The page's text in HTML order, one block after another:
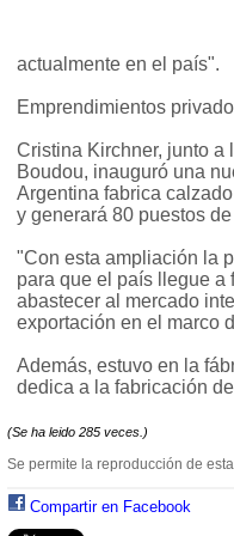
actualmente en el país".
Emprendimientos
Cristina Kirchner, junto a
Boudou, inauguró una
Argentina fabrica
y generará 80 puestos
"Con esta ampliación la
para que el país llegue a
abastecer al mercado
exportación en el marco
Además, estuvo en la
dedica a la fabricación
(Se ha leido 285 veces.)
Se permite la reproducción de
Compartir en Facebook